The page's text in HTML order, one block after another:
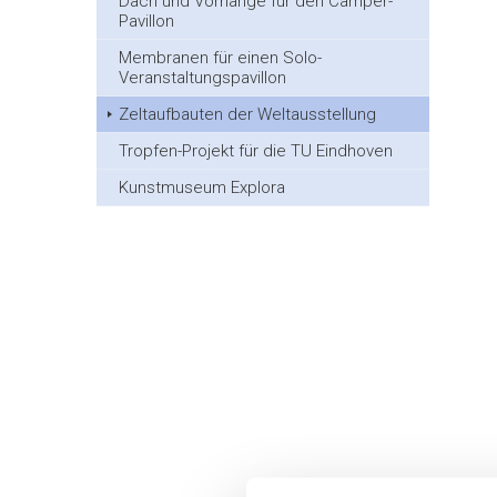
Pavillon
Membranen für einen Solo-
Veranstaltungspavillon
Zeltaufbauten der Weltausstellung
Tropfen-Projekt für die TU Eindhoven
Kunstmuseum Explora